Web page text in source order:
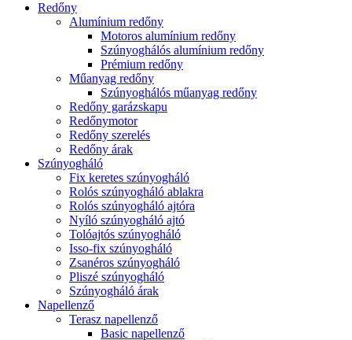
Redőny
Alumínium redőny
Motoros alumínium redőny
Szúnyoghálós alumínium redőny
Prémium redőny
Műanyag redőny
Szúnyoghálós műanyag redőny
Redőny garázskapu
Redőnymotor
Redőny szerelés
Redőny árak
Szúnyogháló
Fix keretes szúnyogháló
Rolós szúnyogháló ablakra
Rolós szúnyogháló ajtóra
Nyíló szúnyogháló ajtó
Tolóajtós szúnyogháló
Isso-fix szúnyogháló
Zsanéros szúnyogháló
Pliszé szúnyogháló
Szúnyogháló árak
Napellenző
Terasz napellenző
Basic napellenző